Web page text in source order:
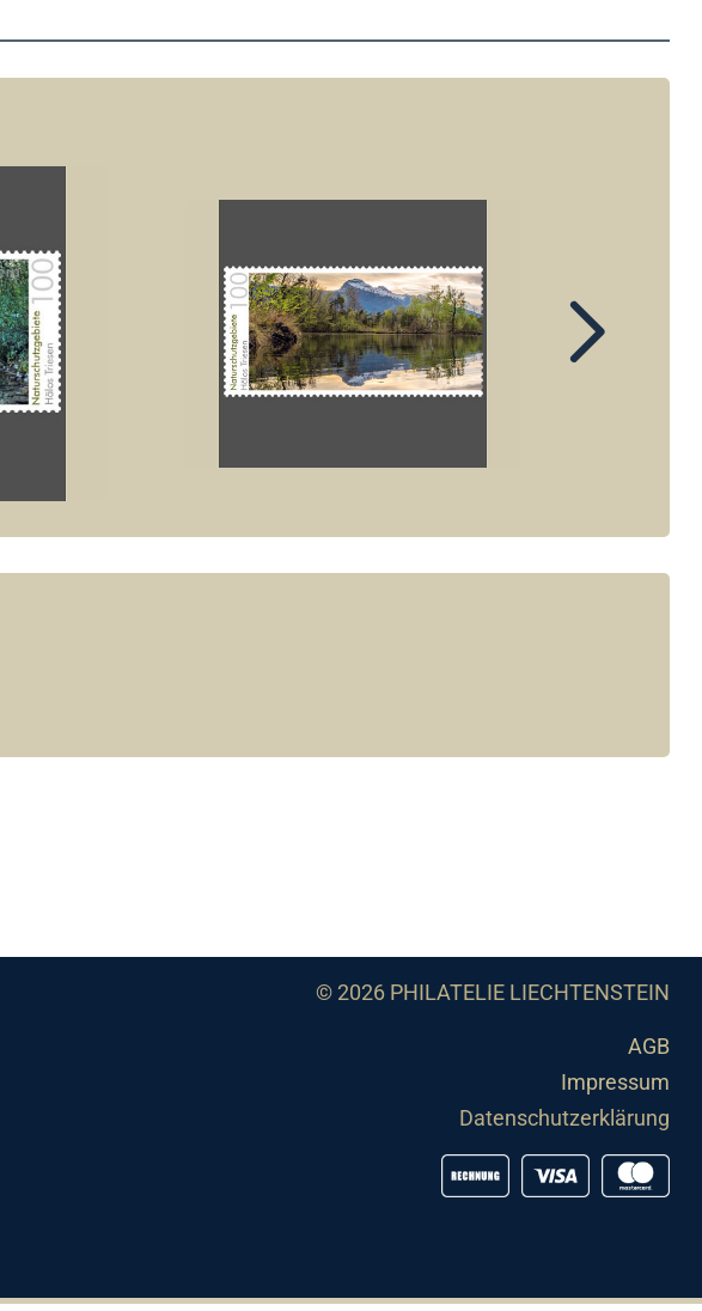
© 2026 PHILATELIE LIECHTENSTEIN
AGB
Impressum
Datenschutzerklärung